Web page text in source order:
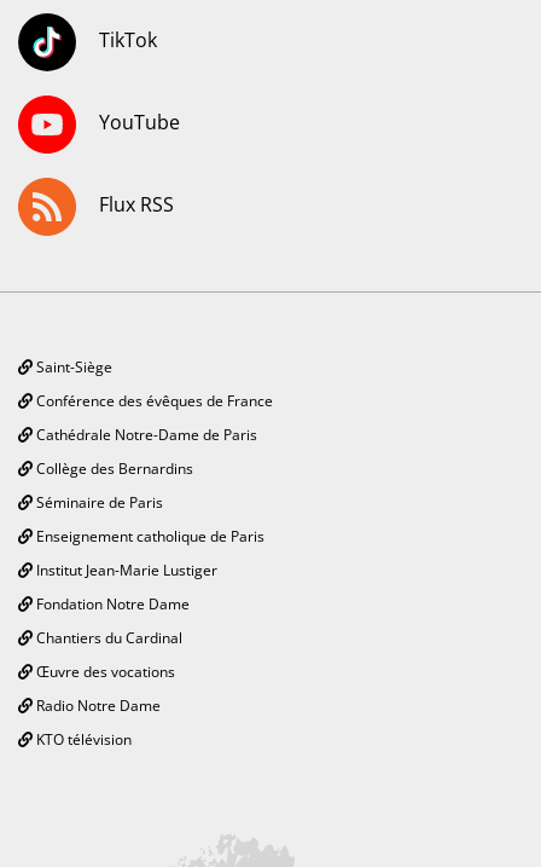
TikTok
YouTube
Flux RSS
Saint-Siège
Conférence des évêques de France
Cathédrale Notre-Dame de Paris
Collège des Bernardins
Séminaire de Paris
Enseignement catholique de Paris
Institut Jean-Marie Lustiger
Fondation Notre Dame
Chantiers du Cardinal
Œuvre des vocations
Radio Notre Dame
KTO télévision